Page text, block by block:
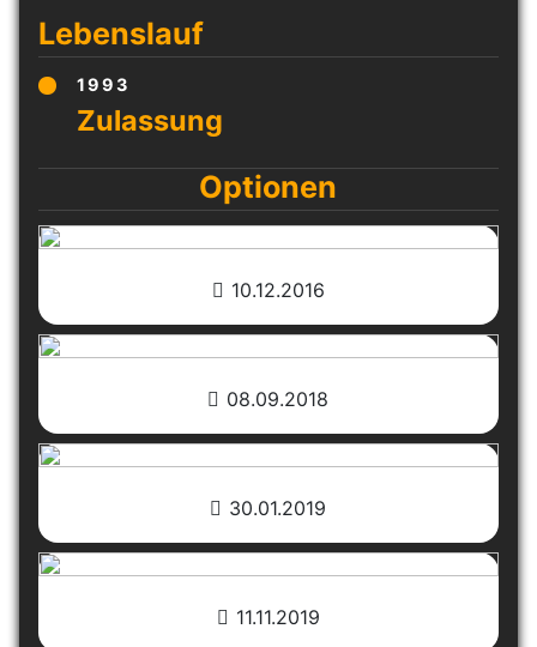
Lebenslauf
1993
Optionen
10.12.2016
08.09.2018
30.01.2019
11.11.2019